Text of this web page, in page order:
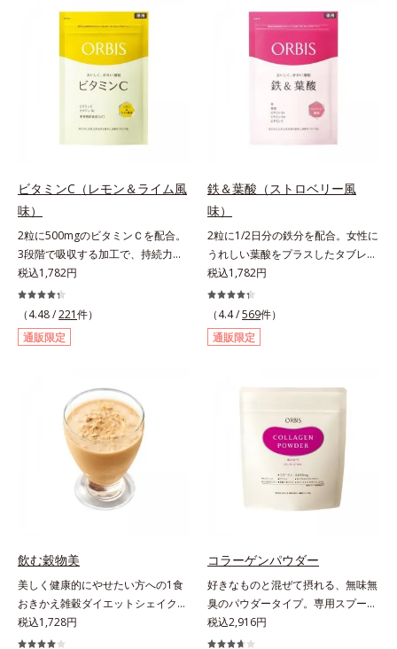
感覚でおいしく楽しく続けられま
に必要な鉄分の不足分を効率よく1
本で補給できます。赤ブドウと白ブ
ドウの果汁をすっきり飲みやすくブ
レンド。フレッシュな味なので、ゴ
クゴク飲めるおいしさです。* 「五
訂増補日本食品標準成分表2020」
より、ほうれん草（ゆで）1束210g
「五訂増補日本食品標準成分表
2010」より、さんま（生）1尾
175gとして可食部換算した場合。
ビタミンC（レモン＆ライム風
味）
2粒に500mgのビタミンＣを配合。
3段階で吸収する加工で、持続力が
ぐんとアップ。ビタミンC（レモン
＆ライム風味）は、栄養機能食品で
すビタミンCは、皮膚や粘膜の健康
維持を助けるとともに、抗酸化作用
を持つ栄養素です。2粒にレモン約
ました。3段階でゆっくり吸収する
加工で、持続力を高めています。程
よい酸味で食べやすい、レモン＆ラ
イム風味です。*1 : 社団法人全国清
涼飲料工業会の取り決めに基づきレ
モン果実1個（120g）当り20mgと
して可食部換算した場合。
税込1,782円
（4.48 /221件）
通販限定
鉄＆葉酸（ストロベリー風
味）
2粒に1/2日分の鉄分を配合。女性に
うれしい葉酸をプラスしたタブレッ
トタイプ。2粒にプルーン約50個分
（*1）もの鉄分を配合し、さらに女
性周期をサポートする葉酸をプラス
しました。甘酸っぱくて続けやす
い、ストロベリー風味です。*1 :
2010」より、プルーン（乾）1個
税込1,782円
（4.4 /569件）
通販限定
飲む穀物美
美しく健康的にやせたい方への1食
おきかえ雑穀ダイエットシェイク。
豆乳や牛乳などと粉を混ぜるだけで
簡単、1食おきかえ雑穀ダイエット
税込1,728円
コラーゲンパウダー
好きなものと混ぜて摂れる、無味無
臭のパウダータイプ。専用スプーン
1杯で、ハリと弾力のある毎日に欠
かせない「コラーゲン」5,000㎎を
税込2,916円